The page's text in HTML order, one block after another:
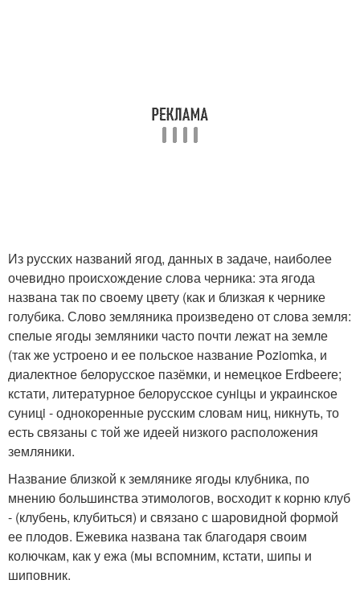
Из русских названий ягод, данных в задаче, наиболее
очевидно происхождение слова черника: эта ягода
названа так по своему цвету (как и близкая к чернике
голубика. Слово земляника произведено от слова земля:
спелые ягоды земляники часто почти лежат на земле
(так же устроено и ее польское название Poziomka, и
диалектное белорусское пазёмки, и немецкое Еrdbееrе;
кстати, литературное белорусское сунiцы и украинское
суницi - однокоренные русским словам ниц, никнуть, то
есть связаны с той же идеей низкого расположения
земляники.
Название близкой к землянике ягоды клубника, по
мнению большинства этимологов, восходит к корню клуб
- (клубень, клубиться) и связано с шаровидной формой
ее плодов. Ежевика названа так благодаря своим
колючкам, как у ежа (мы вспомним, кстати, шипы и
шиповник.